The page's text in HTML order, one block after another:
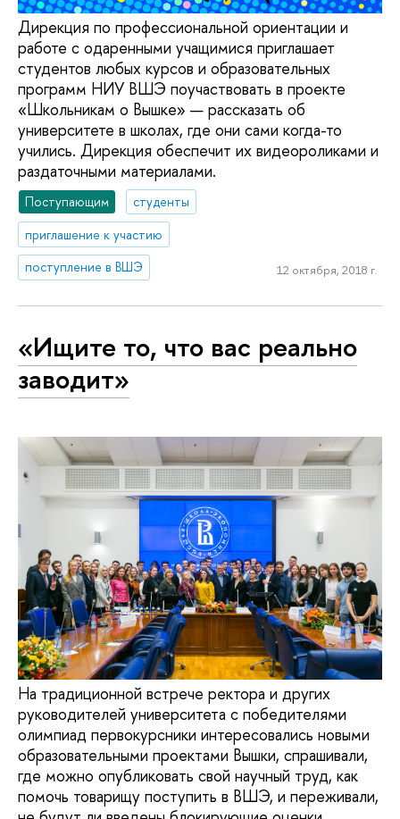
Дирекция по профессиональной ориентации и
работе с одаренными учащимися приглашает
студентов любых курсов и образовательных
программ НИУ ВШЭ поучаствовать в проекте
«Школьникам о Вышке» — рассказать об
университете в школах, где они сами когда-то
учились. Дирекция обеспечит их видеороликами и
раздаточными материалами.
Поступающим
студенты
приглашение к участию
поступление в ВШЭ
12 октября, 2018 г.
«Ищите то, что вас реально
заводит»
На традиционной встрече ректора и других
руководителей университета с победителями
олимпиад первокурсники интересовались новыми
образовательными проектами Вышки, спрашивали,
где можно опубликовать свой научный труд, как
помочь товарищу поступить в ВШЭ, и переживали,